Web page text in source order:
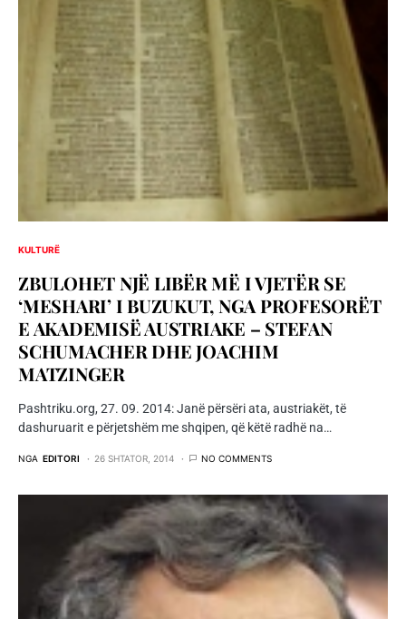
KULTURË
ZBULOHET NJË LIBËR MË I VJETËR SE
‘MESHARI’ I BUZUKUT, NGA PROFESORËT
E AKADEMISË AUSTRIAKE – STEFAN
SCHUMACHER DHE JOACHIM
MATZINGER
Pashtriku.org, 27. 09. 2014: Janë përsëri ata, austriakët, të
dashuruarit e përjetshëm me shqipen, që këtë radhë na…
NGA EDITORI 26 SHTATOR, 2014 NO COMMENTS